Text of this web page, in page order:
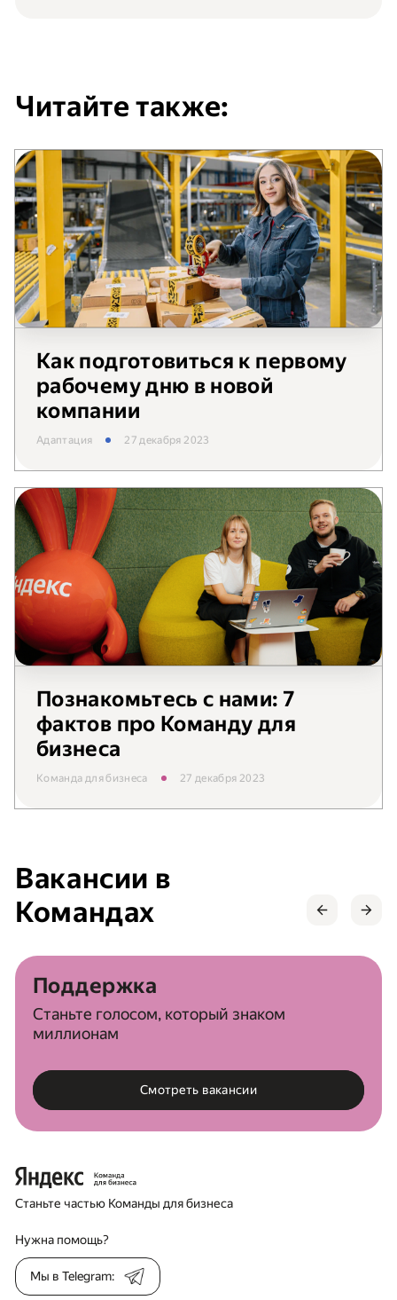
Читайте также:
Как подготовиться к первому
рабочему дню в новой
компании
Адаптация 27 декабря 2023
Познакомьтесь с нами: 7
фактов про Команду для
бизнеса
Команда для бизнеса 27 декабря 2023
Вакансии в
Командах
Поддержка
Станьте голосом, который знаком
миллионам
Смотреть вакансии
Станьте частью Команды для бизнеса
Нужна помощь?
Мы в Telegram: